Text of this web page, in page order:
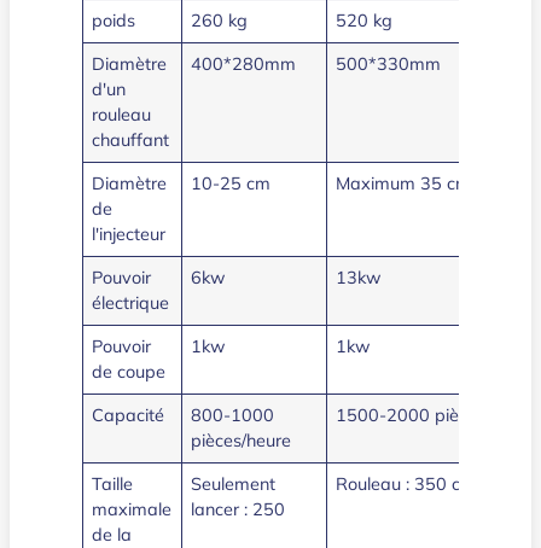
poids 260 kg
520 kg
Diamètre
d'un
rouleau
chauffant
400*280mm 500*330mm
Diamètre
de
l'injecteur
10-25 cm Maximum 35 cm
Pouvoir
électrique
6kw 13kw
Pouvoir
de coupe
1kw 1kw
Capacité
800-1000
pièces/heure
1500-2000 pièces/heure
Taille
maximale
de la
Seulement
lancer : 250
Rouleau : 350 carré : 300